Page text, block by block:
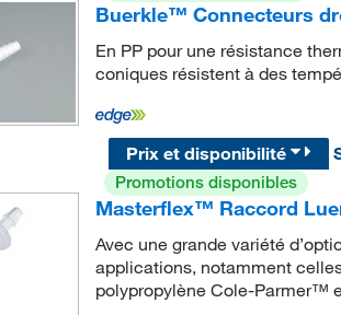
Buerkle™ Connecteurs
En PP pour une résistance
coniques résistent à des
Prix et disponibilité
Promotions disponibles
Masterflex™ Raccord
Avec une grande variété
applications, notamment
polypropylène Cole-Parmer™